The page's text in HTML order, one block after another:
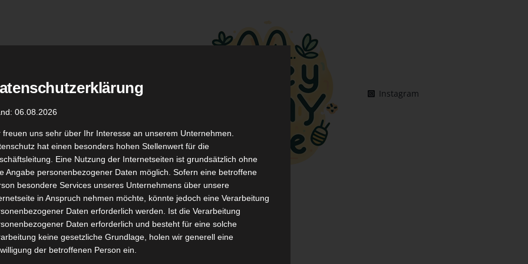
Düfte Coupon Codes Instagram
TikTok YouTube Kontakt
06.08.2026
freuen uns sehr über Ihr Interesse an unserem Unternehmen.
hat einen besonders hohen Stellenwert für die
Eine Nutzung der Internetseiten ist grundsätzlich ohne
Angabe personenbezogener Daten möglich. Sofern eine betroffene
besondere Services unseres Unternehmens über unsere
in Anspruch nehmen möchte, könnte jedoch eine Verarbeitung
Daten erforderlich werden. Ist die Verarbeitung
Daten erforderlich und besteht für eine solche
keine gesetzliche Grundlage, holen wir generell eine
der betroffenen Person ein.